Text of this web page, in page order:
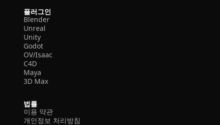
플러그인
Blender
Unreal
Unity
Godot
OV/Isaac
C4D
Maya
3D Max
법률
이용 약관
개인정보 처리방침